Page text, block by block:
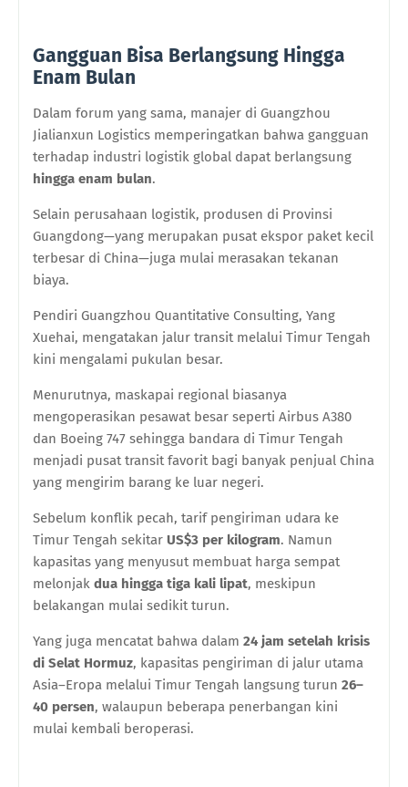
Gangguan Bisa Berlangsung Hingga
Enam Bulan
Dalam forum yang sama, manajer di Guangzhou
Jialianxun Logistics memperingatkan bahwa gangguan
terhadap industri logistik global dapat berlangsung
hingga enam bulan.
Selain perusahaan logistik, produsen di Provinsi
Guangdong—yang merupakan pusat ekspor paket kecil
terbesar di China—juga mulai merasakan tekanan
biaya.
Pendiri Guangzhou Quantitative Consulting, Yang
Xuehai, mengatakan jalur transit melalui Timur Tengah
kini mengalami pukulan besar.
Menurutnya, maskapai regional biasanya
mengoperasikan pesawat besar seperti Airbus A380
dan Boeing 747 sehingga bandara di Timur Tengah
menjadi pusat transit favorit bagi banyak penjual China
yang mengirim barang ke luar negeri.
Sebelum konflik pecah, tarif pengiriman udara ke
Timur Tengah sekitar US$3 per kilogram. Namun
kapasitas yang menyusut membuat harga sempat
melonjak dua hingga tiga kali lipat, meskipun
belakangan mulai sedikit turun.
Yang juga mencatat bahwa dalam 24 jam setelah krisis
di Selat Hormuz, kapasitas pengiriman di jalur utama
Asia–Eropa melalui Timur Tengah langsung turun 26–
40 persen, walaupun beberapa penerbangan kini
mulai kembali beroperasi.